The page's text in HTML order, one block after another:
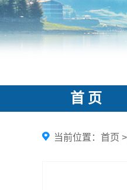
首 页
当前位置： 首页 >